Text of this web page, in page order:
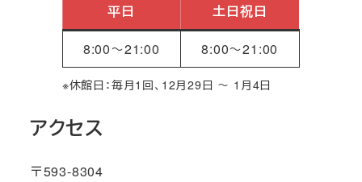
平日 土日祝日
8:00～21:00 8:00～21:00
※休館日：毎月1回、12月29日 ～ 1月4日
アクセス
〒593-8304